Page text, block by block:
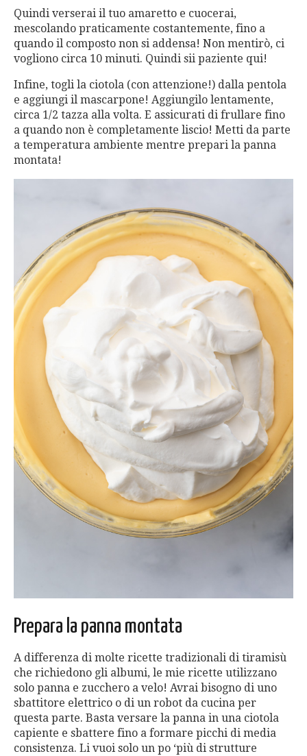
Quindi verserai il tuo amaretto e cuocerai,
mescolando praticamente costantemente, fino a
quando il composto non si addensa! Non mentirò, ci
vogliono circa 10 minuti. Quindi sii paziente qui!
Infine, togli la ciotola (con attenzione!) dalla pentola
e aggiungi il mascarpone! Aggiungilo lentamente,
circa 1/2 tazza alla volta. E assicurati di frullare fino
a quando non è completamente liscio! Metti da parte
a temperatura ambiente mentre prepari la panna
montata!
Prepara la panna montata
A differenza di molte ricette tradizionali di tiramisù
che richiedono gli albumi, le mie ricette utilizzano
solo panna e zucchero a velo! Avrai bisogno di uno
sbattitore elettrico o di un robot da cucina per
questa parte. Basta versare la panna in una ciotola
capiente e sbattere fino a formare picchi di media
consistenza. Li vuoi solo un po ‘più di strutture